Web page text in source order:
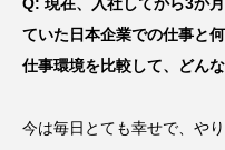
ていた日本企業での仕事と
仕事環境を比較して、どん
今は毎日とても幸せで、や